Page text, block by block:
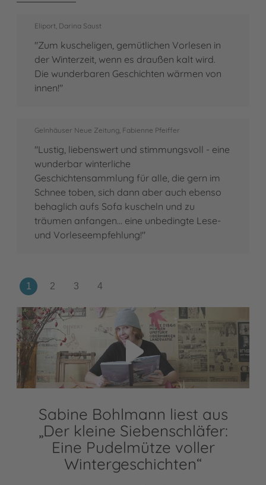
Eliport, Darina Saust
"Zum kuscheligen, gemütlichen Vorlesen in
der Winterzeit, wenn es draußen kalt wird.
Die wunderbaren Geschichten wärmen von
innen!"
Gelnhäuser Neue Zeitung, Fabienne Pfeiffer
"Lustig, liebenswert und stimmungsvoll - eine
wunderbar winterliche
Geschichtensammlung für alle, die gern im
Schnee toben, sich dann aber auch ebenso
behaglich aufs Sofa kuscheln und zu
träumen anfangen... eine unbedingte Lese-
und Vorleseempfehlung!"
Video abspielen
Sabine Bohlmann liest aus
„Der kleine Siebenschläfer:
Eine Pudelmütze voller
Wintergeschichten“